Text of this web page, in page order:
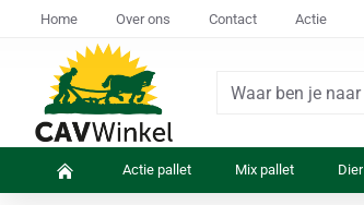
Home Over ons Contact Actie
Waar
Actie pallet Mix pallet Dier